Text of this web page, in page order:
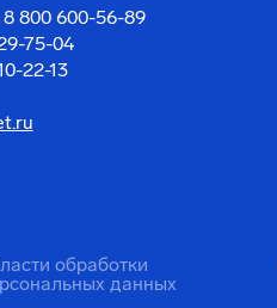
8 800 600-56-89
75-04
22-13
обработки
данных